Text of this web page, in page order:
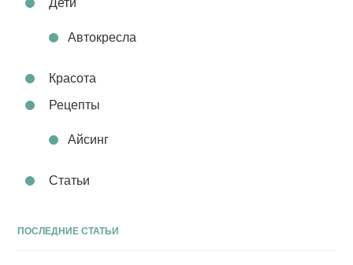
Дети
Автокресла
Красота
Рецепты
Айсинг
Статьи
ПОСЛЕДНИЕ СТАТЬИ